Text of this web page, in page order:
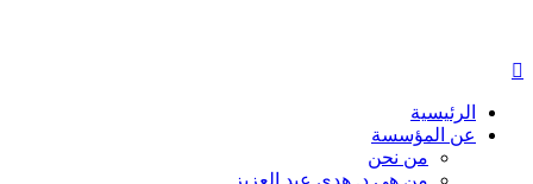
الرئيسية
عن المؤسسة
من نحن